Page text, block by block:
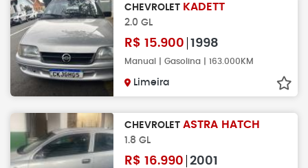
CHEVROLET KADETT
2.0 GL
R$ 15.900 1998
Manual | Gasolina | 163.000KM
Limeira
CHEVROLET ASTRA HATCH
1.8 GL
R$ 16.990 2001